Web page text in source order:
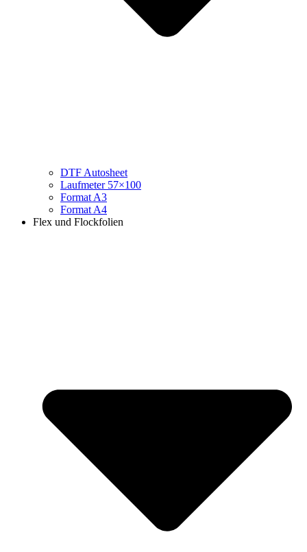
DTF Autosheet
Laufmeter 57×100
Format A3
Format A4
Flex und Flockfolien